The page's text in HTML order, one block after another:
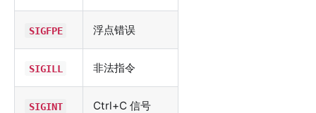
SIGFPE 浮点错误
SIGILL 非法指令
SIGINT Ctrl+C 信号